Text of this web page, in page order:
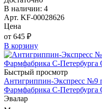
В наличии: 4
Арт. KF-00028626
Цена
от 645 ₽
В корзину
Быстрый просмотр
Антигриппин-Экспресс №9
Фармфабрика С-
Эвалар